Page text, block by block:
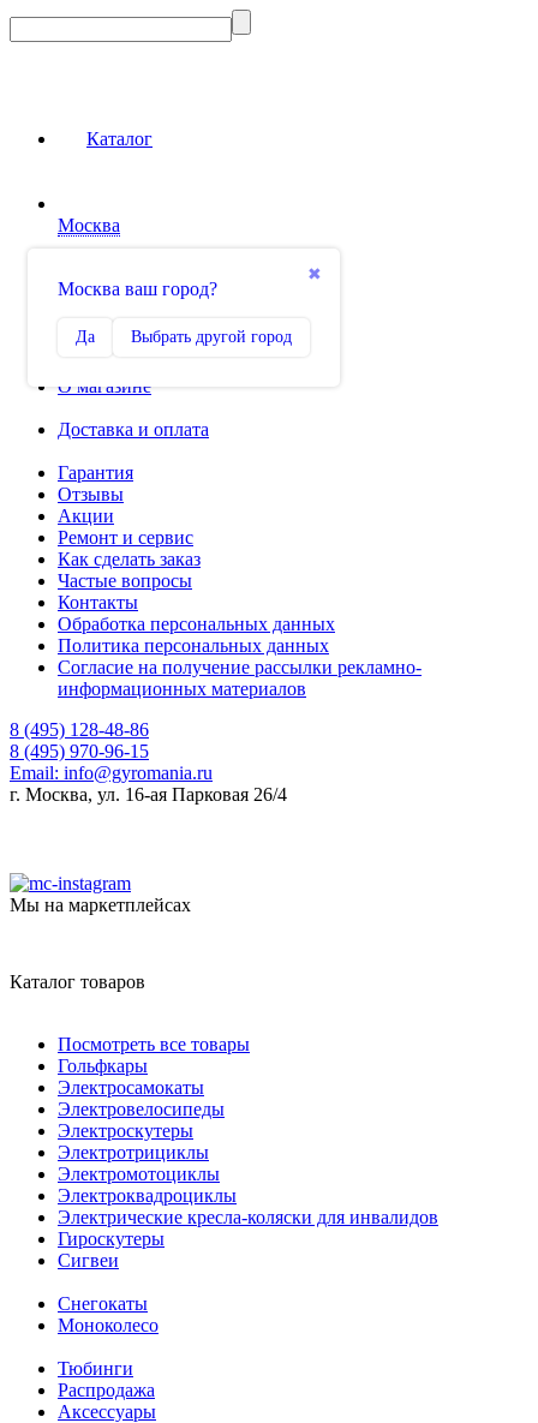
Каталог
Москва
✖
Москва ваш город?
Да Выбрать другой город
0
Избранное
О магазине
Доставка и оплата
Гарантия
Отзывы
Акции
Ремонт и сервис
Как сделать заказ
Частые вопросы
Контакты
Обработка персональных данных
Политика персональных данных
Согласие на получение рассылки рекламно-
информационных материалов
8 (495) 128-48-86
8 (495) 970-96-15
Email: info@gyromania.ru
г. Москва, ул. 16-ая Парковая 26/4
Мы на маркетплейсах
Каталог товаров
Посмотреть все товары
Гольфкары
Электросамокаты
Электровелосипеды
Электроскутеры
Электротрициклы
Электромотоциклы
Электроквадроциклы
Электрические кресла-коляски для инвалидов
Гироскутеры
Сигвеи
Снегокаты
Моноколесо
Тюбинги
Распродажа
Аксессуары